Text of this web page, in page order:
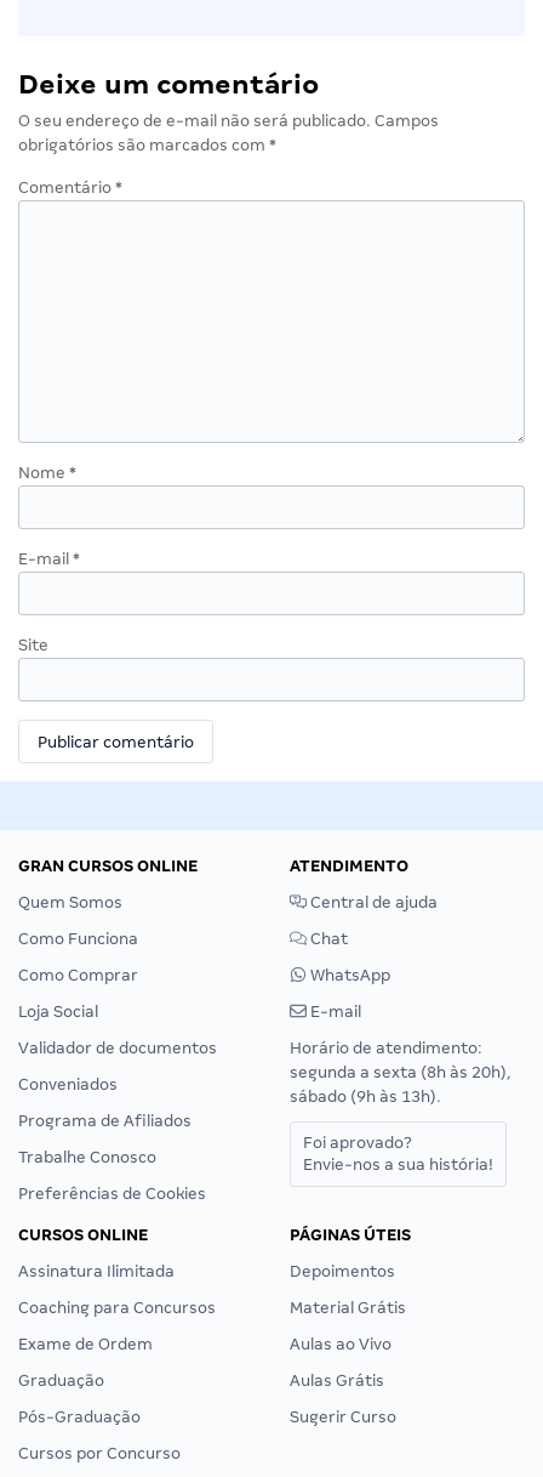
Deixe um comentário
O seu endereço de e-mail não será publicado. Campos
obrigatórios são marcados com *
Comentário *
Nome *
E-mail *
Site
GRAN CURSOS ONLINE
Quem Somos
Como Funciona
Como Comprar
Loja Social
Validador de documentos
Conveniados
Programa de Afiliados
Trabalhe Conosco
Preferências de Cookies
ATENDIMENTO
Central de ajuda
Chat
WhatsApp
E-mail
Horário de atendimento:
segunda a sexta (8h às 20h),
sábado (9h às 13h).
Foi aprovado?
Envie-nos a sua história!
CURSOS ONLINE
Assinatura Ilimitada
Coaching para Concursos
Exame de Ordem
Graduação
Pós-Graduação
Cursos por Concurso
PÁGINAS ÚTEIS
Depoimentos
Material Grátis
Aulas ao Vivo
Aulas Grátis
Sugerir Curso